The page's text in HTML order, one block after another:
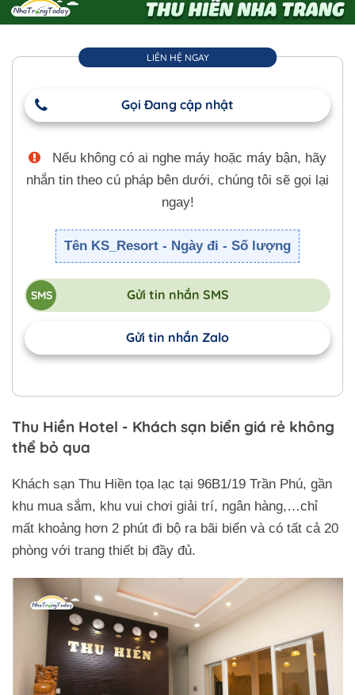
LIÊN HỆ NGAY
Gọi Đang cập nhật
Nếu không có ai nghe máy hoặc máy bận, hãy
nhắn tin theo cú pháp bên dưới, chúng tôi sẽ gọi lại
ngay!
Tên KS_Resort - Ngày đi - Số lượng
Gửi tin nhắn SMS
Gửi tin nhắn Zalo
Thu Hiền Hotel - Khách sạn biển giá rẻ không
thể bỏ qua
Khách sạn Thu Hiền tọa lạc tại 96B1/19 Trần Phú, gần
khu mua sắm, khu vui chơi giải trí, ngân hàng,…chỉ
mất khoảng hơn 2 phút đi bộ ra bãi biển và có tất cả 20
phòng với trang thiết bị đầy đủ.